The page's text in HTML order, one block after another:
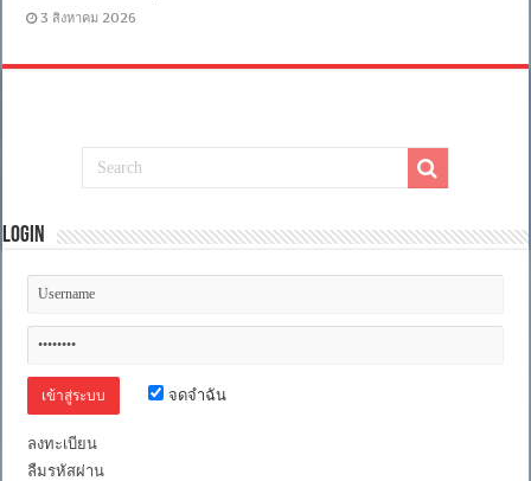
3 สิงหาคม 2026
Login
จดจำฉัน
ลงทะเบียน
ลืมรหัสผ่าน